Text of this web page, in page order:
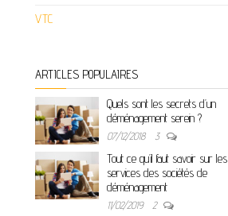
VTC
ARTICLES POPULAIRES
Quels sont les secrets d’un
déménagement serein ?
07/12/2018 3
Tout ce qu’il faut savoir sur les
services des sociétés de
déménagement
11/02/2019 2